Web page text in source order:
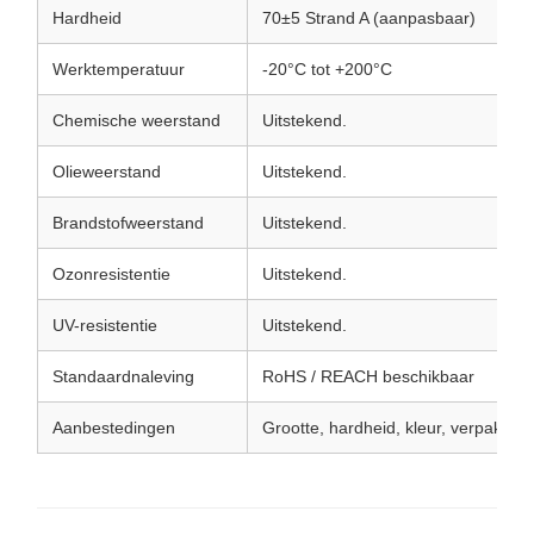
Hardheid 70±5 Strand A (aanpasbaar)
Werktemperatuur -20°C tot +200°C
Chemische weerstand Uitstekend.
Olieweerstand Uitstekend.
Brandstofweerstand Uitstekend.
Ozonresistentie Uitstekend.
UV-resistentie Uitstekend.
Standaardnaleving RoHS / REACH beschikbaar
Aanbestedingen Grootte, hardheid, kleur, verpakking